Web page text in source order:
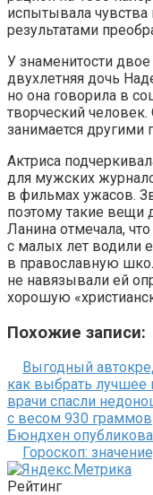
испытывала чувства
результатами
У знаменитости
двухлетняя дочь
но она говорила в
творческий
занимается другими
Актриса
для мужских
в фильмах ужасов.
поэтому такие вещи
Ланина отмечала,
с малых лет водили
в православную
не навязывали ей
хорошую
Похожие записи:
Выгодный
как выбрать лучшее
врачи спасли
с весом 930 граммов
Бюндхен
Гороскоп:
Рейтинг